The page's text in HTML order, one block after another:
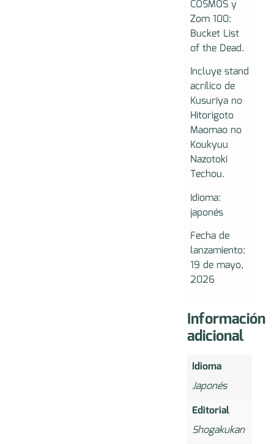
COSMOS y
Zom 100:
Bucket List
of the Dead.
Incluye stand
acrílico de
Kusuriya no
Hitorigoto
Maomao no
Koukyuu
Nazotoki
Techou.
Idioma:
japonés
Fecha de
lanzamiento:
19 de mayo,
2026
Información
adicional
Idioma
Japonés
Editorial
Shogakukan